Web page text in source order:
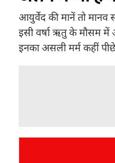
आयुर्वेद की मानें तो मानव
इसी वर्षा ऋतु के मौसम में
इनका असली मर्म कहीं